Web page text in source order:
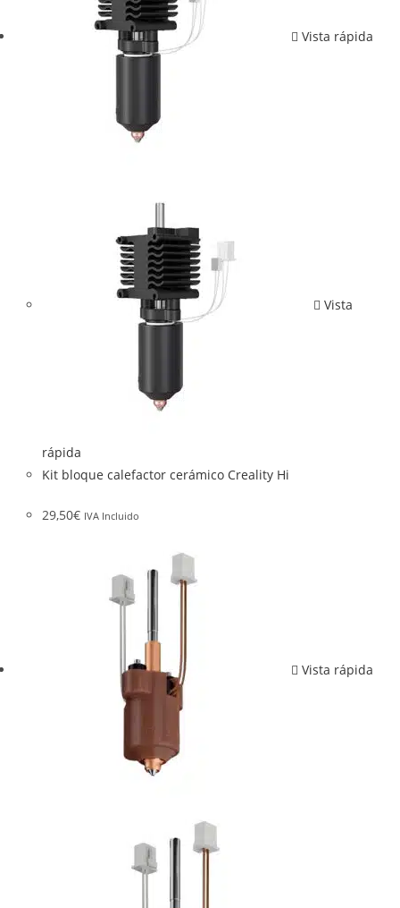
Vista rápida
Vista
rápida
Kit bloque calefactor cerámico Creality Hi
29,50€ IVA Incluido
Vista rápida